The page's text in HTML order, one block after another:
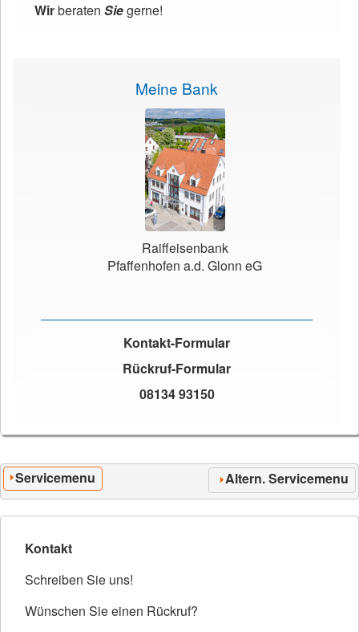
Wirberaten Siegerne!
Meine Bank
Raiffeisenbank
Pfaffenhofen a.d. Glonn eG
Kontakt-Formular
Rückruf-Formular
08134 93150
Servicemenu Altern. Servicemenu
Kontakt
Schreiben Sie uns!
Wünschen Sie einen Rückruf?